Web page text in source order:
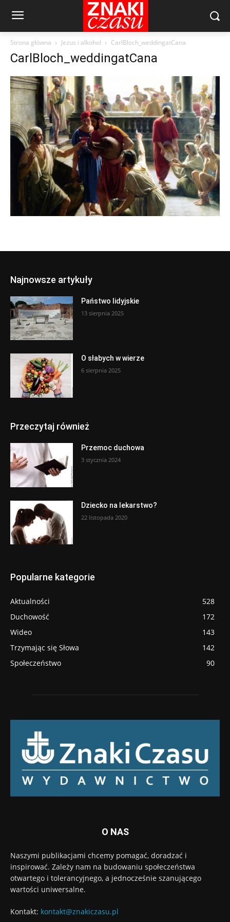
Strona główna Jezus i alkohol CarlBloch_weddingatCana
CarlBloch_weddingatCana
Najnowsze artykuły
Państwo lidyjskie
13 sierpnia 2025
O słabych w wierze
6 sierpnia 2025
Przeczytaj również
Przemoc duchowa
3 stycznia 2024
Dziecko na lekarstwo?
22 listopada 2020
Popularne kategorie
Aktualności
528
Duchowość
172
Wideo
143
Trzymając się Słowa
142
Społeczeństwo
90
O NAS
Naszymi publikacjami chcemy pomagać, doradzać i
inspirować. Zależy nam na budowaniu społeczeństwa
otwartego i tolerancyjnego, a jednocześnie szanującego
wartości uniwersalne.
Kontakt: kontakt@znakiczasu.pl